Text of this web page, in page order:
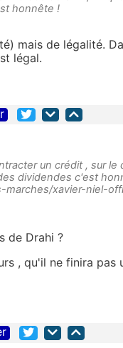
honnête !
mais de légalité.
légal.
un crédit , sur le
dividendes c'est
marches/xavier-niel-
de Drahi ?
, qu'il ne finira pas